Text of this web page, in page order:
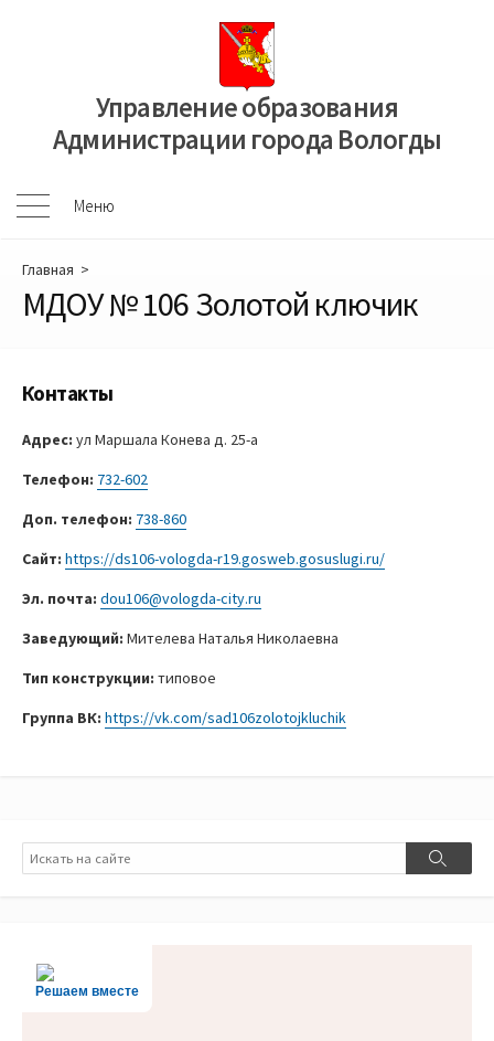
Управление образования
Администрации города Вологды
Меню
Меню
Главная >
МДОУ № 106 Золотой ключик
Контакты
Адрес: ул Маршала Конева д. 25-а
Телефон: 732-602
Доп. телефон: 738-860
Сайт: https://ds106-vologda-r19.gosweb.gosuslugi.ru/
Эл. почта: dou106@vologda-city.ru
Заведующий: Мителева Наталья Николаевна
Тип конструкции: типовое
Группа ВК: https://vk.com/sad106zolotojkluchik
Поиск
Поиск
Решаем вместе